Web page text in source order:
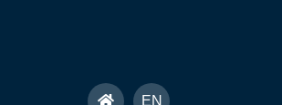
首 EN